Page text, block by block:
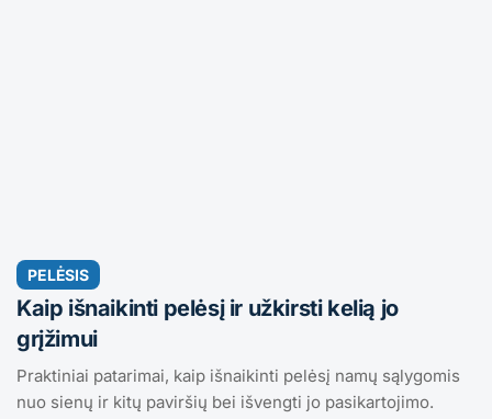
PELĖSIS
Kaip išnaikinti pelėsį ir užkirsti kelią jo
grįžimui
Praktiniai patarimai, kaip išnaikinti pelėsį namų sąlygomis
nuo sienų ir kitų paviršių bei išvengti jo pasikartojimo.